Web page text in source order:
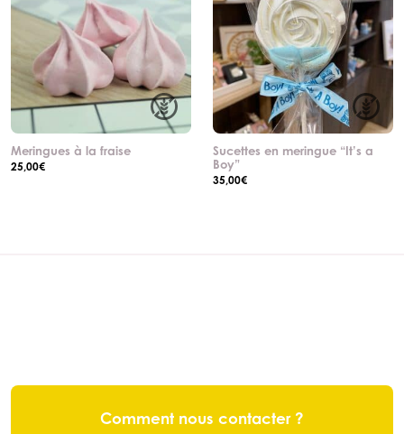
Meringues à la fraise
25,00€
Sucettes en meringue “It’s a
Boy”
35,00€
Comment nous contacter ?